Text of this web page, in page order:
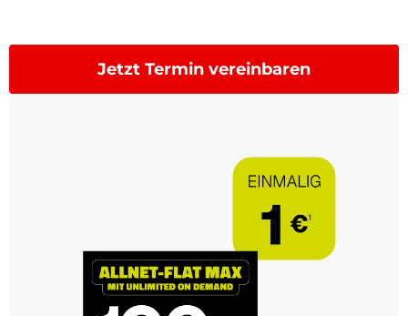
Jetzt Termin vereinbaren